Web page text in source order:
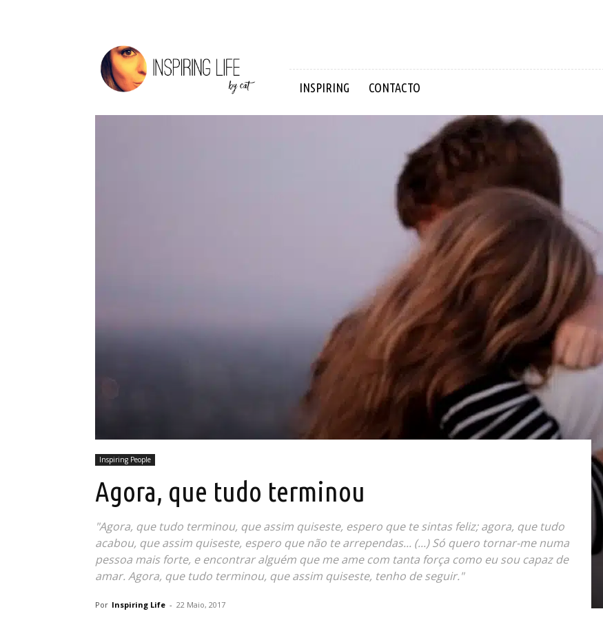
Inspiring
Life
INSPIRING CONTACTO
Inspiring People
Agora, que tudo terminou
"Agora, que tudo terminou, que assim quiseste, espero que te sintas feliz; agora, que tudo
acabou, que assim quiseste, espero que não te arrependas... (...) Só quero tornar-me numa
pessoa mais forte, e encontrar alguém que me ame com tanta força como eu sou capaz de
amar. Agora, que tudo terminou, que assim quiseste, tenho de seguir."
Por Inspiring Life - 22 Maio, 2017